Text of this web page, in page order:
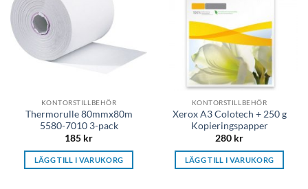
KONTORSTILLBEHÖR
Thermorulle 80mmx80m
5580-7010 3-pack
185 kr
LÄGG TILL I VARUKORG
KONTORSTILLBEHÖR
Xerox A3 Colotech + 250 g
Kopieringspapper
280 kr
LÄGG TILL I VARUKORG